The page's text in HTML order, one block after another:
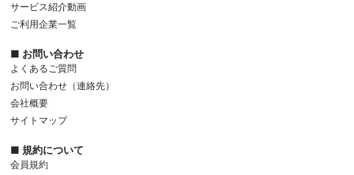
サービス紹介動画
ご利用企業一覧
■ お問い合わせ
よくあるご質問
お問い合わせ（連絡先）
会社概要
サイトマップ
■ 規約について
会員規約